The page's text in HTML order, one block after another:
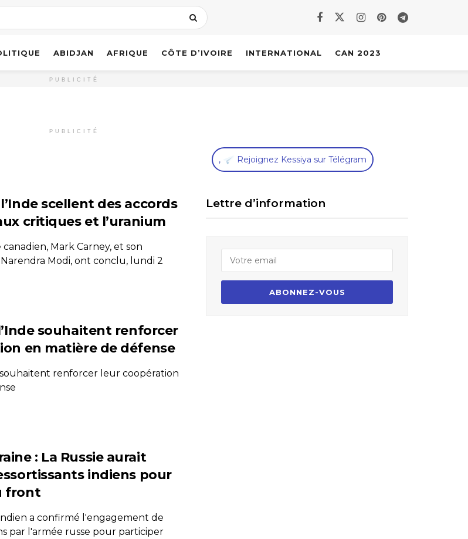
ABIDJAN AFRIQUE CÔTE D’IVOIRE INTERNATIONAL CAN 2023
PUBLICITÉ
PUBLICITÉ
scellent des accords
critiques et l’uranium
Mark Carney, et son
Modi, ont conclu, lundi 2
souhaitent renforcer
en matière de défense
renforcer leur coopération
: La Russie aurait
indiens pour
front
a confirmé l'engagement de
par l'armée russe pour participer
, Rejoignez Kessiya sur Télégram
Lettre d’information